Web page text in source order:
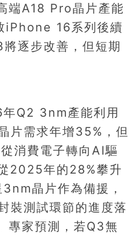
端A18 Pro晶片產能
iPhone 16系列後續
逐步改善，但短期
Q2 3nm產能利用
片需求年增35%，但
消費電子轉向AI驅
2025年的28%攀升
晶片作為備援，
裝測試環節的進度落
專家預測，若Q3無